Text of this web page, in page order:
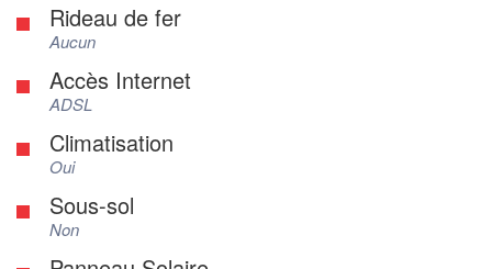
Rideau de fer
Aucun
Accès Internet
ADSL
Climatisation
Oui
Sous-sol
Non